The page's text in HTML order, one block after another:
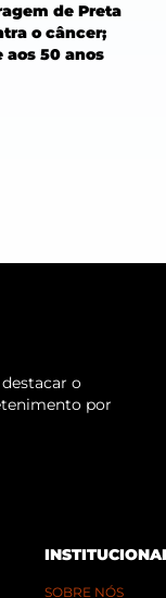
de Preta
o câncer;
50 anos
o
por
SOBRE NÓS